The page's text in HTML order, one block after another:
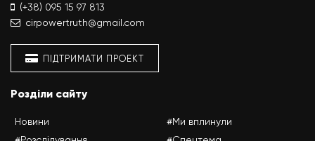
(+38) 095 15 97 813
cirpowertruth@gmail.com
ПІДТРИМАТИ ПРОЕКТ
Розділи сайту
Новини
#Ми вплинули